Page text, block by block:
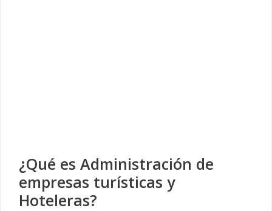
¿Qué es Administración de
empresas turísticas y
Hoteleras?